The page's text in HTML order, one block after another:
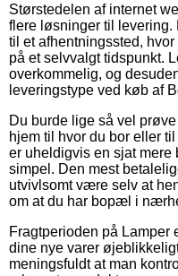
Størstedelen af internet
flere løsninger til levering.
til et afhentningssted,
på et selvvalgt tidspunkt.
overkommelig, og
leveringstype ved køb af
Du burde lige så vel
hjem til hvor du bor eller
er uheldigvis en sjat mere
simpel. Den mest
utvivlsomt være selv at
om at du har bopæl i
Fragtperioden på Lamper
dine nye varer
meningsfuldt at man